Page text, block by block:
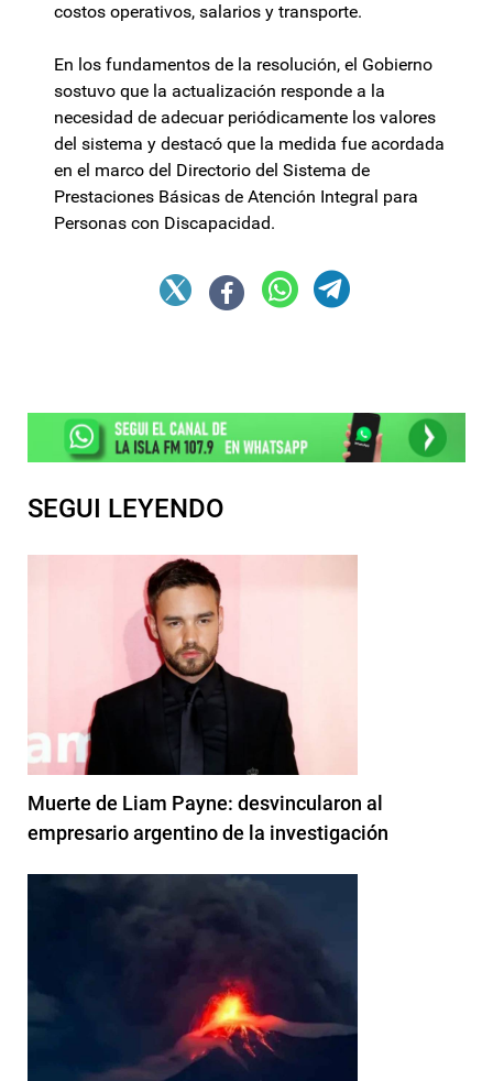
costos operativos, salarios y transporte.
En los fundamentos de la resolución, el Gobierno
sostuvo que la actualización responde a la
necesidad de adecuar periódicamente los valores
del sistema y destacó que la medida fue acordada
en el marco del Directorio del Sistema de
Prestaciones Básicas de Atención Integral para
Personas con Discapacidad.
SEGUI LEYENDO
Muerte de Liam Payne: desvincularon al
empresario argentino de la investigación